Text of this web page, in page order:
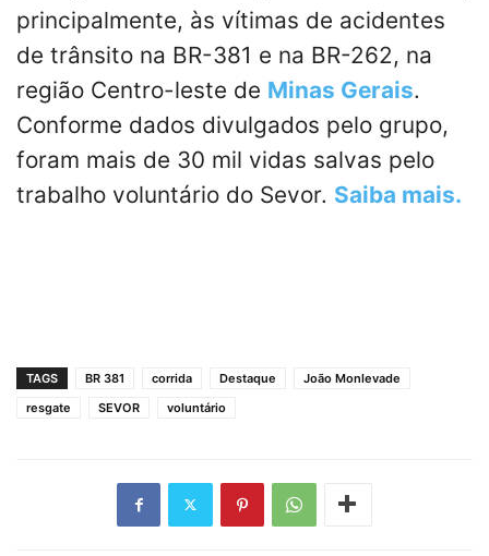
principalmente, às vítimas de acidentes
de trânsito na BR-381 e na BR-262, na
região Centro-leste de Minas Gerais.
Conforme dados divulgados pelo grupo,
foram mais de 30 mil vidas salvas pelo
trabalho voluntário do Sevor. Saiba mais.
TAGS BR 381 corrida Destaque
João Monlevade
resgate
SEVOR voluntário